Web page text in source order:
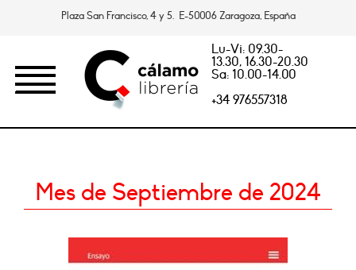
Plaza San Francisco, 4 y 5. E-50006 Zaragoza, España
Lu-Vi: 09.30-
13.30, 16.30-20.30
Sa: 10.00-14.00
+34 976557318
Mes de Septiembre de 2024